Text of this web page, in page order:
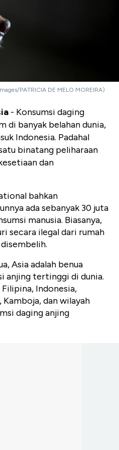
PATRICIA DE MELO MOREIRA)
- Konsumsi daging
di banyak belahan dunia,
Indonesia. Padahal
binatang peliharaan
dan
bahkan
ada sebanyak 30 juta
manusia. Biasanya,
secara ilegal dari rumah
Asia adalah benua
anjing tertinggi di dunia.
Indonesia,
dan wilayah
daging anjing